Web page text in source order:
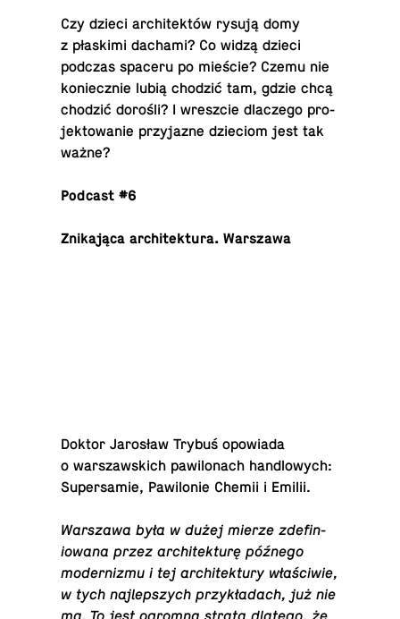
Czy dzieci ar­chitektów rysują domy
z płaskimi dachami? Co widzą dzieci
podczas spaceru po mieście? Czemu nie
koniecznie lubią chodzić tam, gdzie chcą
chodzić dorośli? I wresz­cie dlaczego pro­
jek­towanie przy­jazne dzieciom jest tak
ważne?
Podcast #6
Znikająca ar­chitek­tura. Warszawa
Doktor Jarosław Trybuś opowiada
o warsza­ws­kich paw­ilonach hand­lowych:
Su­per­samie, Paw­ilonie Chemii i Emilii.
Warszawa była w dużej mierze zdefin­
iowana przez ar­chitek­turę późnego
mod­ern­izmu i tej ar­chitek­tury właściwie,
w tych na­jlep­szych przykładach, już nie